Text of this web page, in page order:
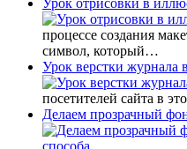
процессе создания
символ, который…
Урок верстки журнала
посетителей сайта в
Делаем прозрачный